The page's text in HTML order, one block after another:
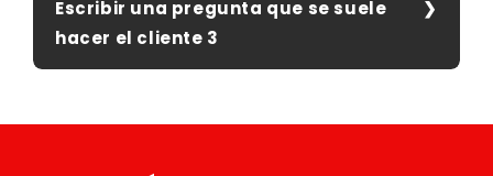
Escribir una pregunta que se suele
hacer el cliente 3